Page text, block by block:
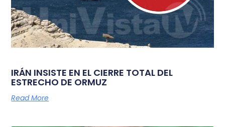
IRÁN INSISTE EN EL CIERRE TOTAL DEL
ESTRECHO DE ORMUZ
Read More